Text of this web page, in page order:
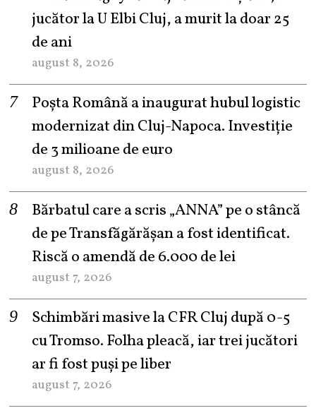
jucător la U Elbi Cluj, a murit la doar 25
de ani
august 8, 2026
Poșta Română a inaugurat hubul logistic
modernizat din Cluj-Napoca. Investiție
de 3 milioane de euro
august 8, 2026
Bărbatul care a scris „ANNA” pe o stâncă
de pe Transfăgărășan a fost identificat.
Riscă o amendă de 6.000 de lei
august 7, 2026
Schimbări masive la CFR Cluj după 0-5
cu Tromso. Folha pleacă, iar trei jucători
ar fi fost puși pe liber
august 7, 2026